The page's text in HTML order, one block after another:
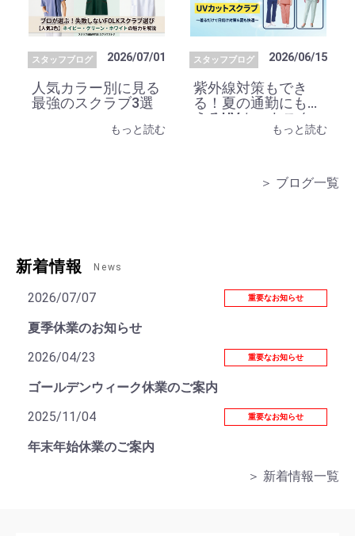
スタッフブログ 2026/07/01
人気カラー別に見る
最強のスクラブ3選
もっと読む
スタッフブログ 2026/06/15
紫外線対策もでき
る！夏の通勤にも使
えるUVカットスク
もっと読む
＞ ブログ一覧
新着情報 News
2026/07/07 重要なお知らせ
夏季休業のお知らせ
2026/04/23
重要なお知らせ
ゴールデンウィーク休業のご案内
2025/11/04
重要なお知らせ
年末年始休業のご案内
＞ 新着情報一覧